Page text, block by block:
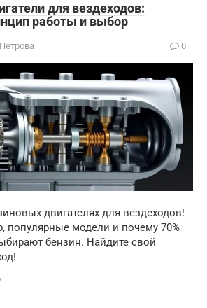
для вездеходов:
работы и выбор
0
двигателях для вездеходов!
популярные модели и почему 70%
бензин. Найдите свой